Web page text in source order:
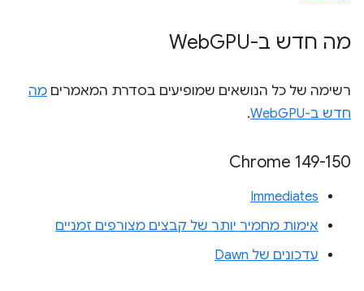
מה חדש ב-WebGPU
רשימה של כל הנושאים שמופיעים בסדרת המאמרים מה
חדש ב-WebGPU
.
‫Chrome 149-150
Immediates
אימות מחמיר יותר של קבצים מצורפים זמניים
עדכונים של Dawn